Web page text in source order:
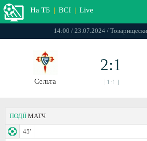
На ТБ | ВСІ | Live
14:00 / 23.07.2024 /
Сельта
2:1
[ 1:1 ]
ПОДІЇ МАТЧ
45'